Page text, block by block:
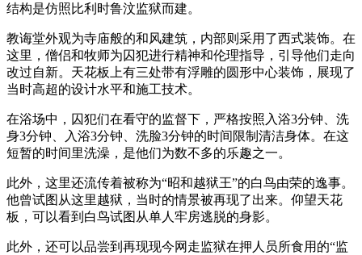
结构是仿照比利时鲁汶监狱而建。
教诲堂外观为寺庙般的和风建筑，内部则采用了西式装饰。在
这里，僧侣和牧师为囚犯进行精神和伦理指导，引导他们走向
改过自新。天花板上有三处带有浮雕的圆形中心装饰，展现了
当时高超的设计水平和施工技术。
在浴场中，囚犯们在看守的监督下，严格按照入浴3分钟、洗
身3分钟、入浴3分钟、洗脸3分钟的时间限制清洁身体。在这
短暂的时间里洗澡，是他们为数不多的乐趣之一。
此外，这里还流传着被称为“昭和越狱王”的白鸟由荣的逸事。
他曾试图从这里越狱，当时的情景被再现了出来。仰望天花
板，可以看到白鸟试图从单人牢房逃脱的身影。
此外，还可以品尝到再现现今网走监狱在押人员所食用的“监